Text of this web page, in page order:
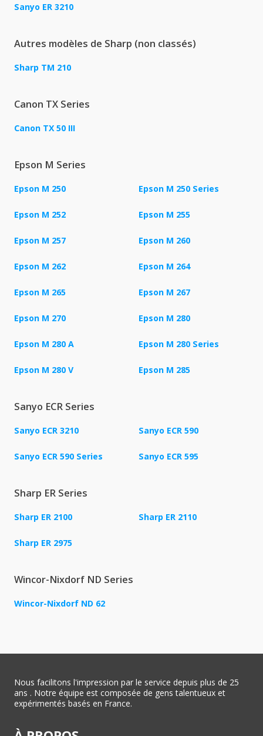
Sanyo ER 3210
Autres modèles de Sharp (non classés)
Sharp TM 210
Canon TX Series
Canon TX 50 III
Epson M Series
Epson M 250 Epson M 250 Series
Epson M 252 Epson M 255
Epson M 257 Epson M 260
Epson M 262 Epson M 264
Epson M 265 Epson M 267
Epson M 270 Epson M 280
Epson M 280 A Epson M 280 Series
Epson M 280 V Epson M 285
Sanyo ECR Series
Sanyo ECR 3210 Sanyo ECR 590
Sanyo ECR 590 Series Sanyo ECR 595
Sharp ER Series
Sharp ER 2100 Sharp ER 2110
Sharp ER 2975
Wincor-Nixdorf ND Series
Wincor-Nixdorf ND 62
Nous facilitons l'impression par le service depuis plus de 25
ans . Notre équipe est composée de gens talentueux et
expérimentés basés en France.